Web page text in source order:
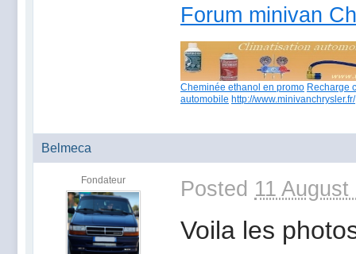
Forum minivan
Cheminée ethanol en promo Recharge
automobile http://www.minivanchrysler.fr/
Belmeca
Fondateur Posted 11
Voila les